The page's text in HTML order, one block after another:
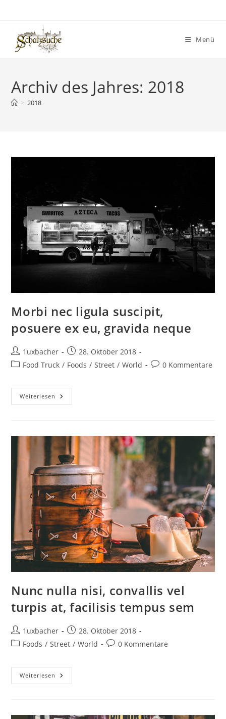
Menü
Archiv des Jahres: 2018
> 2018
Morbi nec ligula suscipit,
posuere ex eu, gravida neque
1uxbacher
28. Oktober 2018
Food Truck / Foods / Street / World 0 Kommentare
Weiterlesen
Nunc nulla nisi, convallis vel
turpis at, facilisis tempus sem
1uxbacher
28. Oktober 2018
Foods / Street / World 0 Kommentare
Weiterlesen